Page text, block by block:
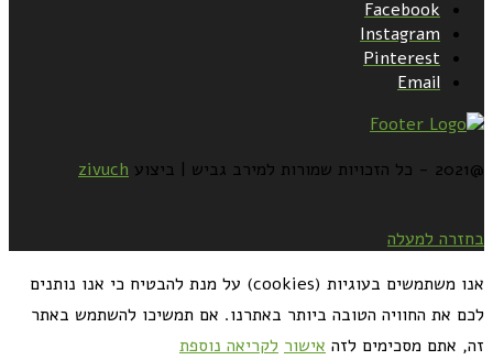
Facebook
Instagram
Pinterest
Email
@2021 - כל הזכויות שמורות למירב גביש | ביצוע zivuch
בחזרה למעלה
אנו משתמשים בעוגיות (cookies) על מנת להבטיח כי אנו נותנים
לכם את החוויה הטובה ביותר באתרנו. אם תמשיכו להשתמש באתר
זה, אתם מסכימים לזה אישור לקריאה נוספת